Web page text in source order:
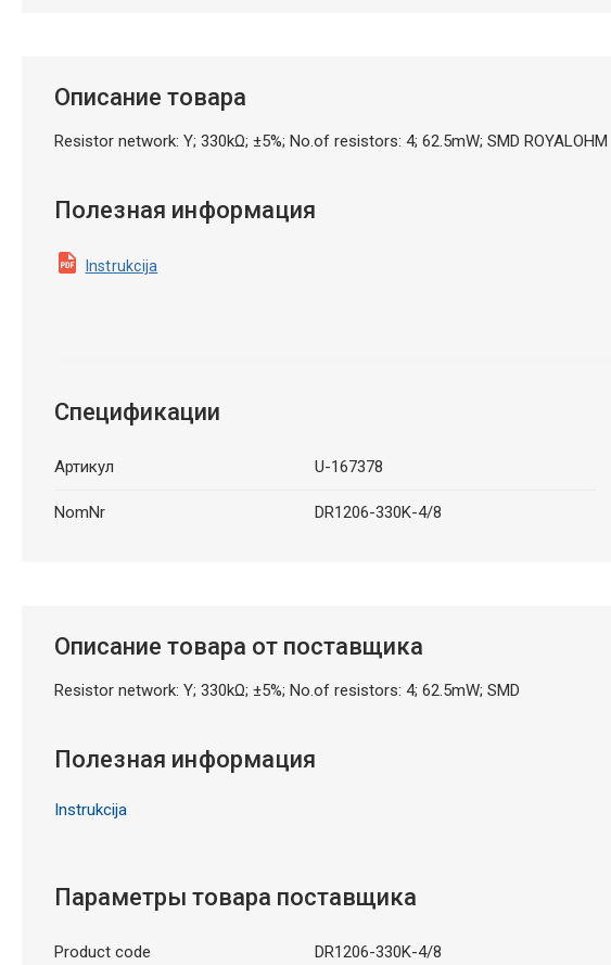
Описание товара
Resistor network: Y; 330kΩ; ±5%; No.of resistors: 4; 62.5mW; SMD ROYALOHM
Полезная информация
Instrukcija
Спецификации
Артикул U-167378
NomNr DR1206-330K-4/8
Описание товара от поставщика
Resistor network: Y; 330kΩ; ±5%; No.of resistors: 4; 62.5mW; SMD
Полезная информация
Instrukcija
Параметры товара поставщика
Product code DR1206-330K-4/8